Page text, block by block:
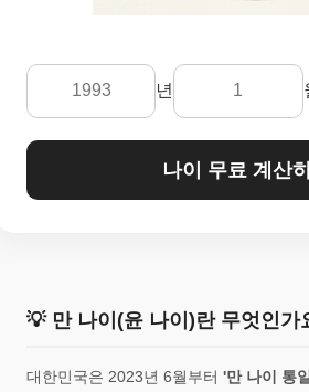
년
나이 무료 계산
💡 만 나이(윤 나이)란 무엇인가
대한민국은 2023년 6월부터 '만 나이 통